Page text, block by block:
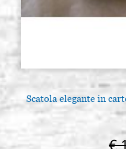
Scatola elegante in